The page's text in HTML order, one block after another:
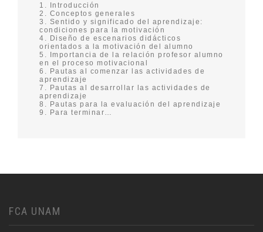
1. Introducción
2. Conceptos generales
3. Sentido y significado del aprendizaje:
condiciones para la motivación
4. Diseño de escenarios didácticos
orientados a la motivación del alumno
5. Importancia de la relación profesor alumno
en el proceso motivacional
6. Pautas al comenzar las actividades de
aprendizaje
7. Pautas al desarrollar las actividades de
aprendizaje
8. Pautas para la evaluación del aprendizaje
9. Para terminar…
FCA UNAM